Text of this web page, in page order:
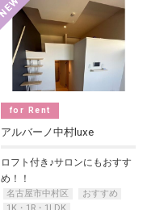
for Rent
アルバーノ中村luxe
ロフト付き♪サロンにもおすす
め！！
名古屋市中村区
おすすめ